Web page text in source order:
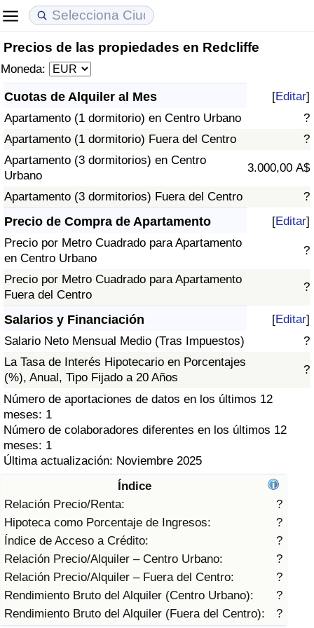
Precios de las propiedades en Redcliffe
Moneda:
Cuotas de Alquiler al Mes [Editar]
Apartamento (1 dormitorio) en Centro Urbano
?
Apartamento (1 dormitorio) Fuera del Centro
?
Apartamento (3 dormitorios) en Centro
Urbano
3.000,00 A$
Apartamento (3 dormitorios) Fuera del Centro ?
Precio de Compra de Apartamento [Editar]
Precio por Metro Cuadrado para Apartamento
en Centro Urbano
?
Precio por Metro Cuadrado para Apartamento
Fuera del Centro
?
Salarios y Financiación [Editar]
Salario Neto Mensual Medio (Tras Impuestos)
?
La Tasa de Interés Hipotecario en Porcentajes
(%), Anual, Tipo Fijado a 20 Años
?
Número de aportaciones de datos en los últimos 12
meses: 1
Número de colaboradores diferentes en los últimos 12
meses: 1
Última actualización: Noviembre 2025
Índice
Relación Precio/Renta:
?
Hipoteca como Porcentaje de Ingresos:
?
Índice de Acceso a Crédito:
?
Relación Precio/Alquiler – Centro Urbano:
?
Relación Precio/Alquiler – Fuera del Centro:
?
Rendimiento Bruto del Alquiler (Centro Urbano):
?
Rendimiento Bruto del Alquiler (Fuera del Centro):
?
Coste de vida
Índice de Costo de Vida (Actual)
Índice de Costo de Vida
Índice de costo de vida por país
en aqaba
Precios de las propiedades
Índice de Precios de Inmuebles (Actual)
Índice de Precios de Inmuebles
Índice de Precios de Inmuebles por País
Calidad de Vida
Índice de Calidad de Vida
Índice de Calidad de Vida (Actual)
Índice de calidad de vida por país
Delincuencia
Calificación del Índice de Criminalidad
(Actual)
Índice de Criminalidad
Índice de criminalidad por país
Sanidad
Índice de Sanidad (Actual)
Índice de Sanidad
Índice de Sanidad por País
Contaminación
Índice de Contaminación (Actual)
Índice de contaminación
Índice de Contaminación por País